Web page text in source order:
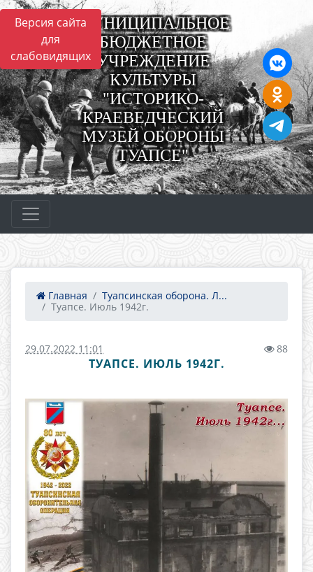
Версия сайта
для
слабовидящих
МУНИЦИПАЛЬНОЕ
БЮДЖЕТНОЕ
УЧРЕЖДЕНИЕ
КУЛЬТУРЫ
"ИСТОРИКО-
КРАЕВЕДЧЕСКИЙ
МУЗЕЙ ОБОРОНЫ
ТУАПСЕ"
Главная
Туапсинская оборона. Л...
Туапсе. Июль 1942г.
29.07.2022 11:01 88
ТУАПСЕ. ИЮЛЬ 1942Г.